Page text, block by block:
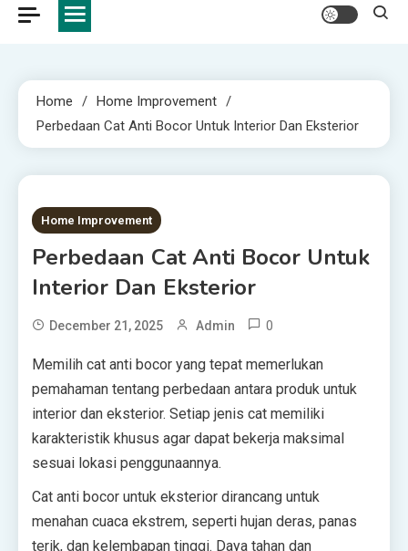
Home
Home Improvement
Perbedaan Cat Anti Bocor Untuk Interior Dan Eksterior
2 MINS READ
Home Improvement
Perbedaan Cat Anti Bocor Untuk
Interior Dan Eksterior
December 21, 2025 Admin 0
Memilih cat anti bocor yang tepat memerlukan
pemahaman tentang perbedaan antara produk untuk
interior dan eksterior. Setiap jenis cat memiliki
karakteristik khusus agar dapat bekerja maksimal
sesuai lokasi penggunaannya.
Cat anti bocor untuk eksterior dirancang untuk
menahan cuaca ekstrem, seperti hujan deras, panas
terik, dan kelembapan tinggi. Daya tahan dan